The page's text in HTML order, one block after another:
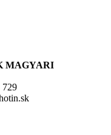
MAGYARI
729